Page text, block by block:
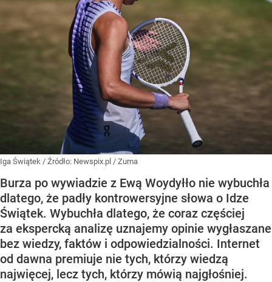
Iga Świątek / Źródło: Newspix.pl / Zuma
Burza po wywiadzie z Ewą Woydyłło nie wybuchła
dlatego, że padły kontrowersyjne słowa o Idze
Świątek. Wybuchła dlatego, że coraz częściej
za ekspercką analizę uznajemy opinie wygłaszane
bez wiedzy, faktów i odpowiedzialności. Internet
od dawna premiuje nie tych, którzy wiedzą
najwięcej, lecz tych, którzy mówią najgłośniej.